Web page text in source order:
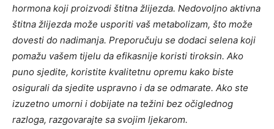
hormona koji proizvodi štitna žlijezda. Nedovoljno aktivna
štitna žlijezda može usporiti vaš metabolizam, što može
dovesti do nadimanja. Preporučuju se dodaci selena koji
pomažu vašem tijelu da efikasnije koristi tiroksin. Ako
puno sjedite, koristite kvalitetnu opremu kako biste
osigurali da sjedite uspravno i da se odmarate. Ako ste
izuzetno umorni i dobijate na težini bez očiglednog
razloga, razgovarajte sa svojim ljekarom.